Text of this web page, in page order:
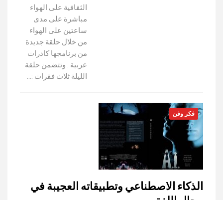
الثقافية على الهواء
مباشرة على مدى
ساعتين على الهواء
من خلال حلقة جديدة
من برنامجها كادرات
عربية . وتتضمن حلقة
الليلة ثلاث فقرات :…
فكر وفن
الذكاء الاصطناعي وتطبيقاته العجيبة في